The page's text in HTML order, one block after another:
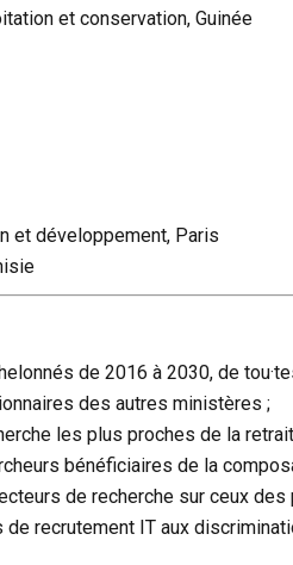
et conservation, Guinée
et développement, Paris
de 2016 à 2030, de
des autres ministères ;
les plus proches de la
bénéficiaires de la
de recherche sur ceux des
recrutement IT aux